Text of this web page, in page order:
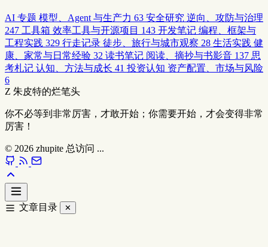
AI 专题 模型、Agent 与生产力 63 安全研究 逆向、攻防与治理
247 工具箱 效率工具与开源项目 143 开发笔记 编程、框架与
工程实践 329 行走记录 徒步、旅行与城市观察 28 生活实践 健
康、家常与日常经验 32 读书笔记 阅读、摘抄与书影音 137 思
考札记 认知、方法与成长 41 投资认知 资产配置、市场与风险
6
Z 朱皮特的烂笔头
你不必等到非常厉害，才敢开始；你需要开始，才会变得非常
厉害！
© 2026 zhupite 总访问 ...
文章目录 ✕